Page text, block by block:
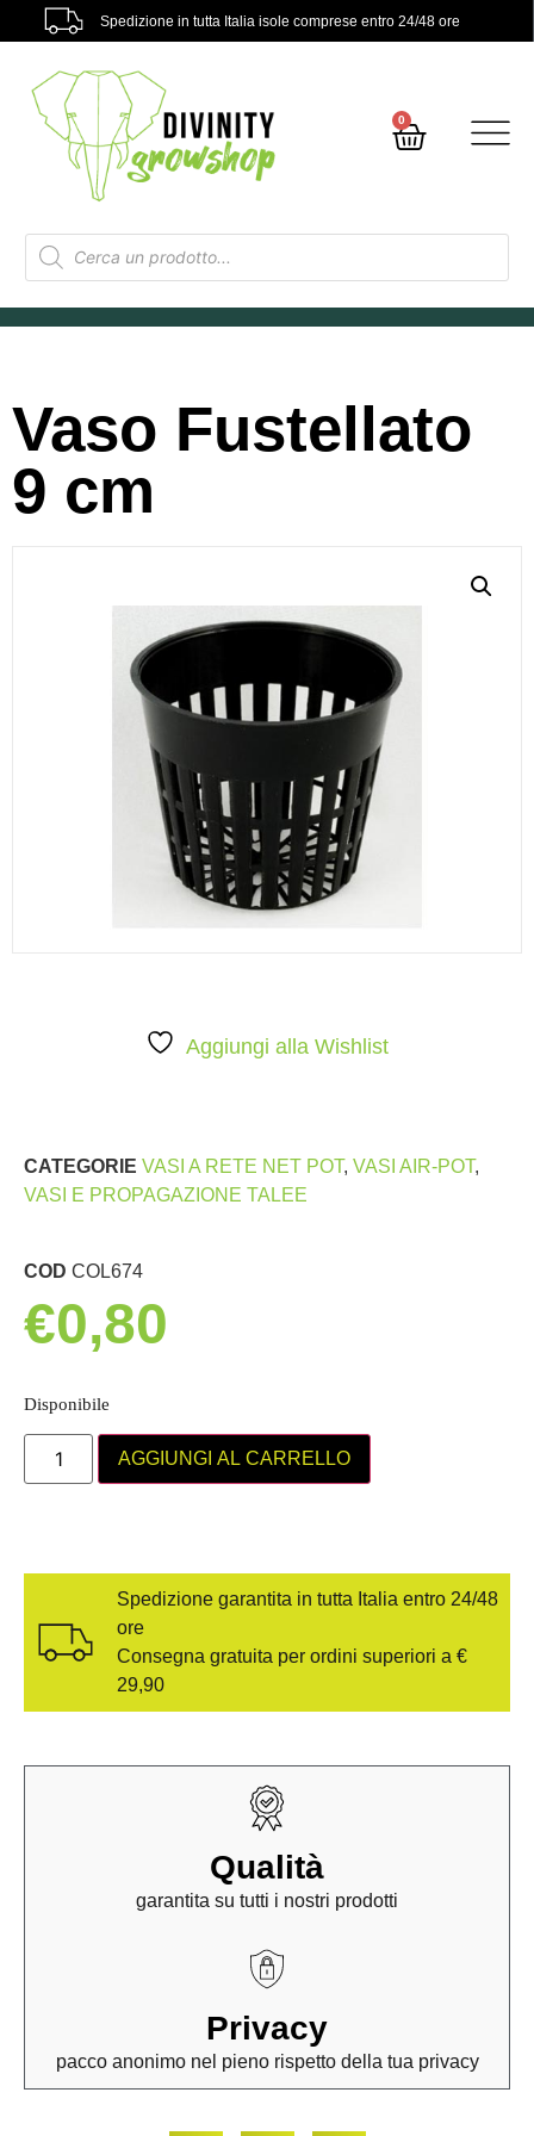
Spedizione in tutta Italia isole comprese entro 24/48 ore
0
Vaso Fustellato
9 cm
Aggiungi alla Wishlist
CATEGORIE VASI A RETE NET POT, VASI AIR-POT,
VASI E PROPAGAZIONE TALEE
COD COL674
€0,80
Disponibile
AGGIUNGI AL CARRELLO
Spedizione garantita in tutta Italia entro 24/48
ore
Consegna gratuita per ordini superiori a €
29,90
Qualità
garantita su tutti i nostri prodotti
Privacy
pacco anonimo nel pieno rispetto della tua privacy